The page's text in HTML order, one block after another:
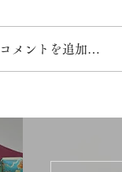
コメントを追加…